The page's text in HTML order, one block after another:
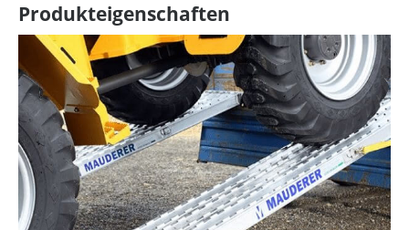
Produkteigenschaften